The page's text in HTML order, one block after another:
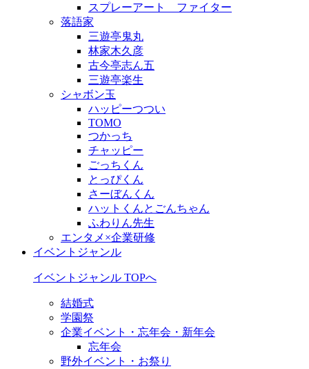
スプレーアート ファイター
落語家
三遊亭鬼丸
林家木久彦
古今亭志ん五
三遊亭楽生
シャボン玉
ハッピーつつい
TOMO
つかっち
チャッピー
ごっちくん
とっぴくん
さーぼんくん
ハットくんとごんちゃん
ふわりん先生
エンタメ×企業研修
イベントジャンル
イベントジャンル TOPへ
結婚式
学園祭
企業イベント・忘年会・新年会
忘年会
野外イベント・お祭り